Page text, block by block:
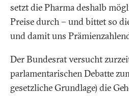
setzt die Pharma deshalb
Preise durch – und bittet so
und damit uns
Der Bundesrat versucht
parlamentarischen Debatte
gesetzliche Grundlage) die